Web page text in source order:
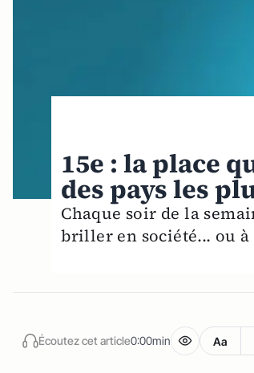
15e : la place
des pays les
Chaque soir de la
briller en société... ou
Écoutez cet article0:00min Aa